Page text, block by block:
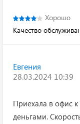
Хорошо
Качество
Евгения
28.03.2024 10:39
Приехала в офис
деньгами.